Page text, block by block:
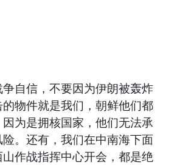
自信，不要因为伊朗被轰炸
物件就是我们，朝鲜他们都
为是拥核国家，他们无法承
。还有，我们在中南海下面
作战指挥中心开会，都是绝